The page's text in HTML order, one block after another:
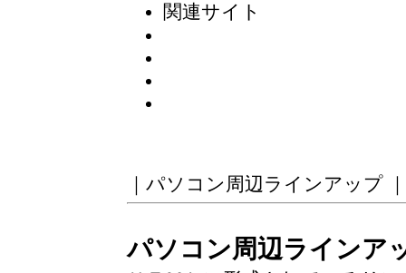
関連サイト
｜ パソコン周辺ラインアップ ｜
パソコン周辺ラインア